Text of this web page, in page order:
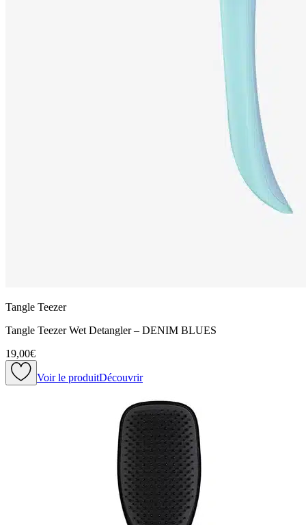
Tangle Teezer
Tangle Teezer Wet Detangler – DENIM BLUES
19,00€
Voir le produitDécouvrir